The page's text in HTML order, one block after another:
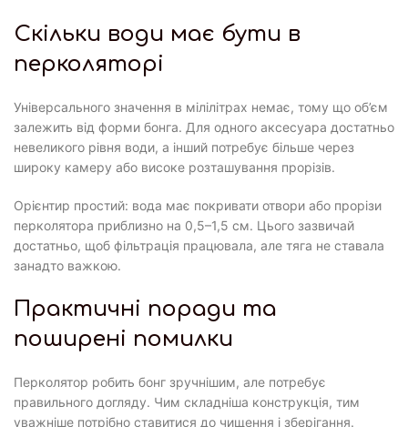
Скільки води має бути в
перколяторі
Універсального значення в мілілітрах немає, тому що об’єм
залежить від форми бонга. Для одного аксесуара достатньо
невеликого рівня води, а інший потребує більше через
широку камеру або високе розташування прорізів.
Орієнтир простий: вода має покривати отвори або прорізи
перколятора приблизно на 0,5–1,5 см. Цього зазвичай
достатньо, щоб фільтрація працювала, але тяга не ставала
занадто важкою.
Практичні поради та
поширені помилки
Перколятор робить бонг зручнішим, але потребує
правильного догляду. Чим складніша конструкція, тим
уважніше потрібно ставитися до чищення і зберігання.